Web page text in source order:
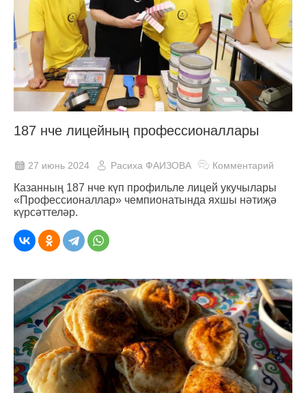
187 нче лицейның профессионаллары
27 июнь 2024 Расиха ФАИЗОВА Комментарий
Казанның 187 нче күп профильле лицей укучылары
«Профессионаллар» чемпионатында яхшы нәтиҗә
күрсәттеләр.